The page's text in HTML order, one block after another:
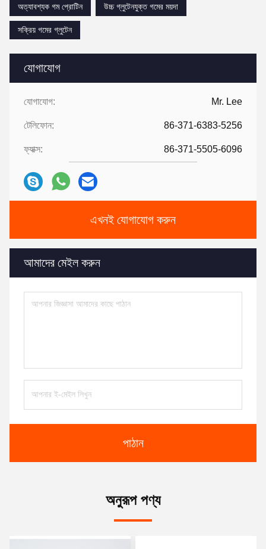
যোগাযোগ
যোগাযোগ: Mr. Lee
টেলিফোন: 86-371-6383-5256
ফ্যাক্স: 86-371-5505-6096
এখনই যোগাযোগ করুন
আমাদের মেইল করুন
পাঠান
অত্যাবশ্যক গম প্রোটিন
উচ্চ গ্লুটেনযুক্ত গমের ময়দা
সক্রিয় গমের গ্লুটেন
অনুরূপ পণ্য